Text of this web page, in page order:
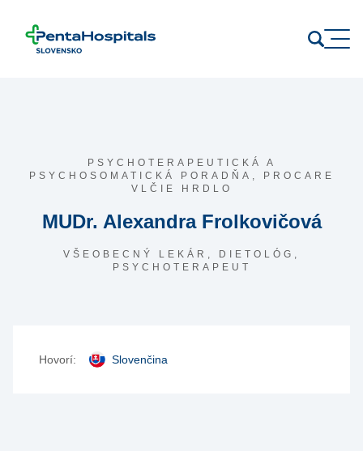
PSYCHOTERAPEUTICKÁ A
PSYCHOSOMATICKÁ PORADŇA,
PROCARE
VLČIE HRDLO
MUDr. Alexandra Frolkovičová
VŠEOBECNÝ LEKÁR, DIETOLÓG,
PSYCHOTERAPEUT
Hovorí: Slovenčina